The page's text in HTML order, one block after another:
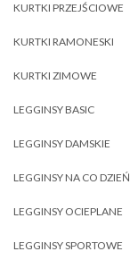
KURTKI PRZEJŚCIOWE
KURTKI RAMONESKI
KURTKI ZIMOWE
LEGGINSY BASIC
LEGGINSY DAMSKIE
LEGGINSY NA CO DZIEŃ
LEGGINSY OCIEPLANE
LEGGINSY SPORTOWE